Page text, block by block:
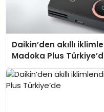
Daikin’den akıllı
Madoka Plus